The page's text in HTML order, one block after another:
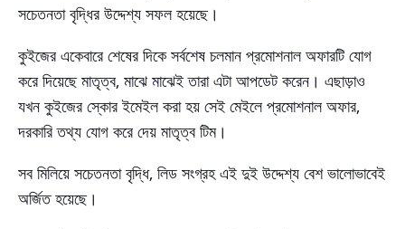
সচেতনতা বৃদ্ধির উদ্দেশ্য সফল হয়েছে।
কুইজের একেবারে শেষের দিকে সর্বশেষ চলমান প্রমোশনাল অফারটি যোগ
করে দিয়েছে মাতৃত্ব, মাঝে মাঝেই তারা এটা আপডেট করেন। এছাড়াও
যখন কুইজের স্কোর ইমেইল করা হয় সেই মেইলে প্রমোশনাল অফার,
দরকারি তথ্য যোগ করে দেয় মাতৃত্ব টিম।
সব মিলিয়ে সচেতনতা বৃদ্ধি, লিড সংগ্রহ এই দুই উদ্দেশ্য বেশ ভালোভাবেই
অর্জিত হয়েছে।